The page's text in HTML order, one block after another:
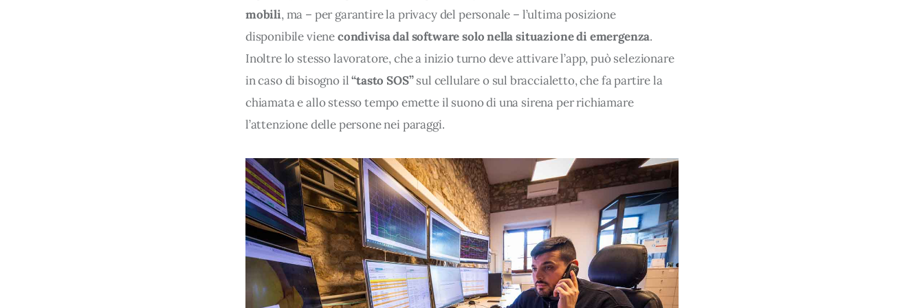
mobili, ma – per garantire la privacy del personale – l’ultima posizione
disponibile viene condivisa dal software solo nella situazione di emergenza.
Inoltre lo stesso lavoratore, che a inizio turno deve attivare l’app, può selezionare
in caso di bisogno il “tasto SOS” sul cellulare o sul braccialetto, che fa partire la
chiamata e allo stesso tempo emette il suono di una sirena per richiamare
l’attenzione delle persone nei paraggi.